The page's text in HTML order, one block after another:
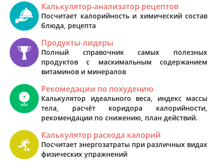
Калькулятор-анализатор рецептов
Посчитает калорийность и химический состав
блюда, рецепта
Продукты-лидеры
Полный справочник самых полезных
продуктов с маскимальным содержанием
витаминов и минералов
Рекомедации по похудению
Калькулятор идеального веса, индекс массы
тела, расчёт коридора калорийности,
рекомендации по снижению, план действий.
Калькулятор расхода калорий
Посчитает энергозатраты при различных видах
физических упражнений